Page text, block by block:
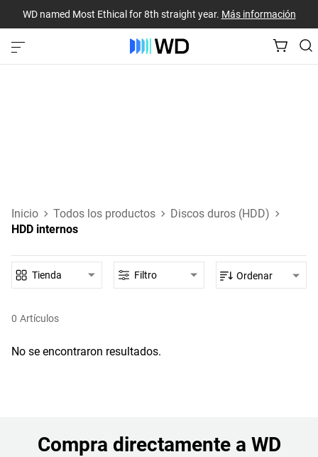
WD named Most Ethical for 8th straight year. Más información
Inicio Todos los productos
Discos duros (HDD)
HDD internos
0 Artículos
Tienda Filtro Ordenar
No se encontraron resultados.
Compra directamente a WD